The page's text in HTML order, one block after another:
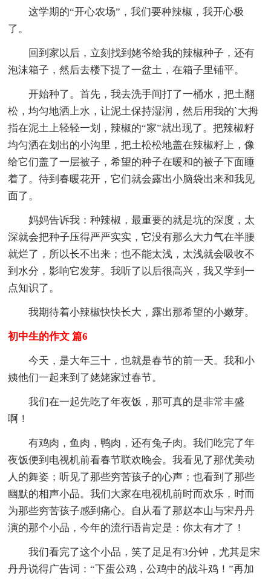
这学期的“开心农场”，我们要种辣椒，我开心极
了。
回到家以后，立刻找到姥爷给我的辣椒种子，还有
泡沫箱子，然后去楼下提了一盆土，在箱子里铺平。
开始种了。首先，我去洗手间打了一桶水，把土翻
松，均匀地洒上水，让泥土保持湿润，然后用我的`大拇
指在泥土上轻轻一划，辣椒的“家”就出现了。把辣椒籽
均匀洒在划出的小沟里，把土松松地盖在辣椒籽上，像
给它们盖了一层被子，希望的种子在暖和的被子下面睡
着了。待到春暖花开，它们就会露出小脑袋出来和我见
面了。
妈妈告诉我：种辣椒，最重要的就是坑的深度，太
深就会把种子压得严严实实，它没有那么大力气在半腰
就烂了，所以长不出来；也不能太浅，太浅就会吸收不
到水分，影响它发芽。我听了以后很高兴，我又学到一
点知识了。
我期待着小辣椒快快长大，露出那希望的小嫩芽。
初中生的作文 篇6
今天，是大年三十，也就是春节的前一天。我和小
姨他们一起来到了姥姥家过春节。
我们在一起先吃了年夜饭，那可真的是非常丰盛
啊！
有鸡肉，鱼肉，鸭肉，还有兔子肉。我们吃完了年
夜饭便到电视机前看春节联欢晚会。我看见了那优美动
人的舞姿；听见了那些穷苦孩子的心声；也看到了那些
幽默的相声小品。我们大家在电视机前时而欢乐，时而
为那些穷苦孩子感到痛心。自从看了那赵本山与宋丹丹
演的那个小品，今年的流行语肯定是：你太有才了！
我们看完了这个小品，笑了足足有3分钟，尤其是宋
丹丹说得广告词：“下蛋公鸡，公鸡中的战斗鸡！”再加